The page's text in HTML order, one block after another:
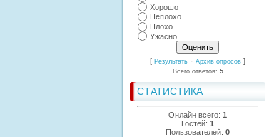
Хорошо
Неплохо
Плохо
Ужасно
[ Результаты · Архив опросов ]
Всего ответов: 5
СТАТИСТИКА
Онлайн всего: 1
Гостей: 1
Пользователей: 0